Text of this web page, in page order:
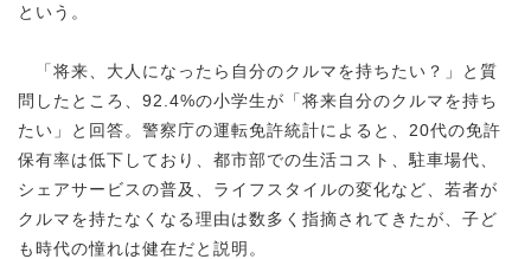
という。
「将来、大人になったら自分のクルマを持ちたい？」と質
問したところ、92.4%の小学生が「将来自分のクルマを持ち
たい」と回答。警察庁の運転免許統計によると、20代の免許
保有率は低下しており、都市部での生活コスト、駐車場代、
シェアサービスの普及、ライフスタイルの変化など、若者が
クルマを持たなくなる理由は数多く指摘されてきたが、子ど
も時代の憧れは健在だと説明。